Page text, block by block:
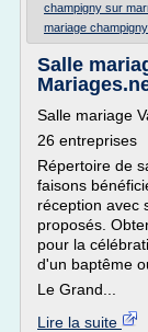
champigny sur
mariage
Salle
Salle mariage
26 entreprises
Répertoire de
faisons
réception avec
proposés.
pour la
d'un baptême
Le Grand...
Lire la suite